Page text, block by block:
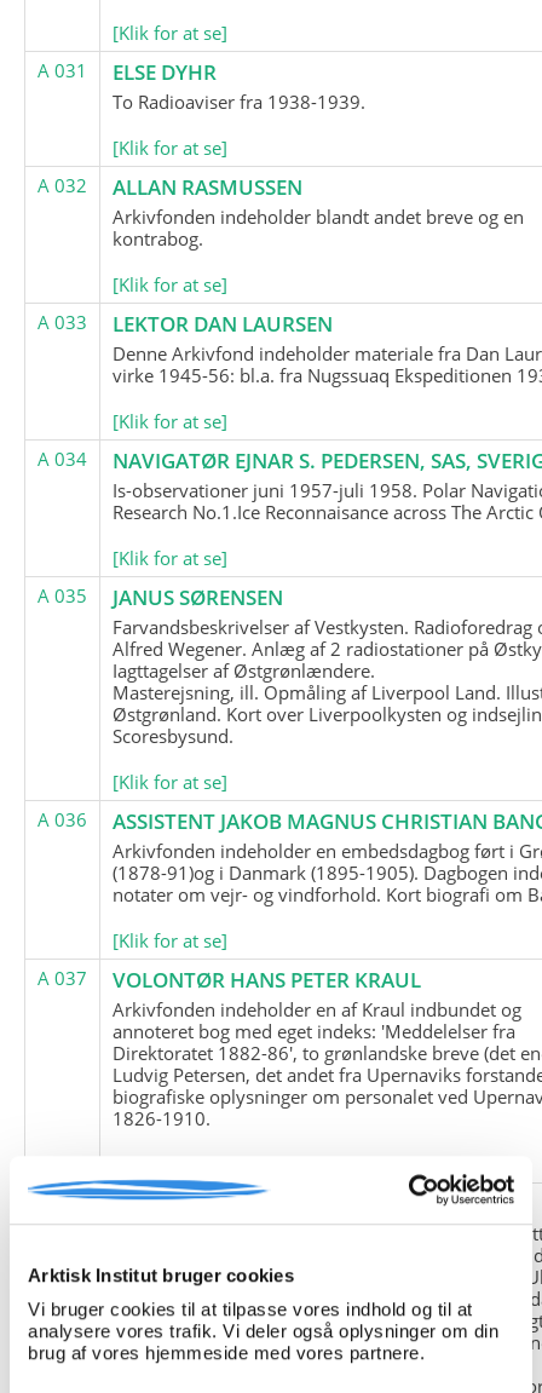
Arktisk Institut bruger cookies
Vi bruger cookies til at tilpasse vores indhold og til at
analysere vores trafik. Vi deler også oplysninger om din
brug af vores hjemmeside med vores partnere.
[Klik for at se]
A 031
ELSE DYHR
To Radioaviser fra 1938-1939.
[Klik for at se]
A 032
ALLAN RASMUSSEN
Arkivfonden indeholder blandt andet breve og en
kontrabog.
[Klik for at se]
A 033
LEKTOR DAN LAURSEN
Denne Arkivfond indeholder materiale fra Dan
virke 1945-56: bl.a. fra Nugssuaq Ekspeditionen
[Klik for at se]
A 034
NAVIGATØR EJNAR S. PEDERSEN, SAS,
Is-observationer juni 1957-juli 1958. Polar
Research No.1.Ice Reconnaisance across The Arctic
[Klik for at se]
A 035
JANUS SØRENSEN
Farvandsbeskrivelser af Vestkysten. Radioforedrag
Alfred Wegener. Anlæg af 2 radiostationer på
Iagttagelser af Østgrønlændere.
Masterejsning, ill. Opmåling af Liverpool Land.
Østgrønland. Kort over Liverpoolkysten og
Scoresbysund.
[Klik for at se]
A 036
ASSISTENT JAKOB MAGNUS CHRISTIAN
Arkivfonden indeholder en embedsdagbog ført i
(1878-91)og i Danmark (1895-1905). Dagbogen
notater om vejr- og vindforhold. Kort biografi om
[Klik for at se]
A 037
VOLONTØR HANS PETER KRAUL
Arkivfonden indeholder en af Kraul indbundet og
annoteret bog med eget indeks: 'Meddelelser fra
Direktoratet 1882-86', to grønlandske breve (det
Ludvig Petersen, det andet fra Upernaviks
biografiske oplysninger om personalet ved
1826-1910.
A 038
FRIEDRICH LITTMANN
Denne arkivfond indeholder en kopi af Friedrich
upublicerede erindringer. Originalen befinder sig i
tyske historiker Franz Selingers privatarkiv i byen
Tyskland. Friedrich Littmann var en af de tyske
der var med i vejrstationen "Holzauge" i Hansa
Nordøstgrønland under Anden Verdenskrig.
"Holzauge" blev opdaget af Nordøstgrønlands
Slædepatrulje med Eli Knudsen som medlem og